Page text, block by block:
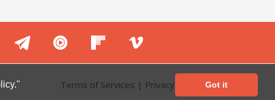
Got it
Terms of Services | Privacy Policy